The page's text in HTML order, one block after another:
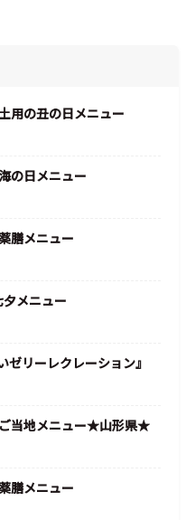
用の丑の日メニュー
の日メニュー
膳メニュー
メニュー
リーレクレーション』
当地メニュー★山形県★
膳メニュー